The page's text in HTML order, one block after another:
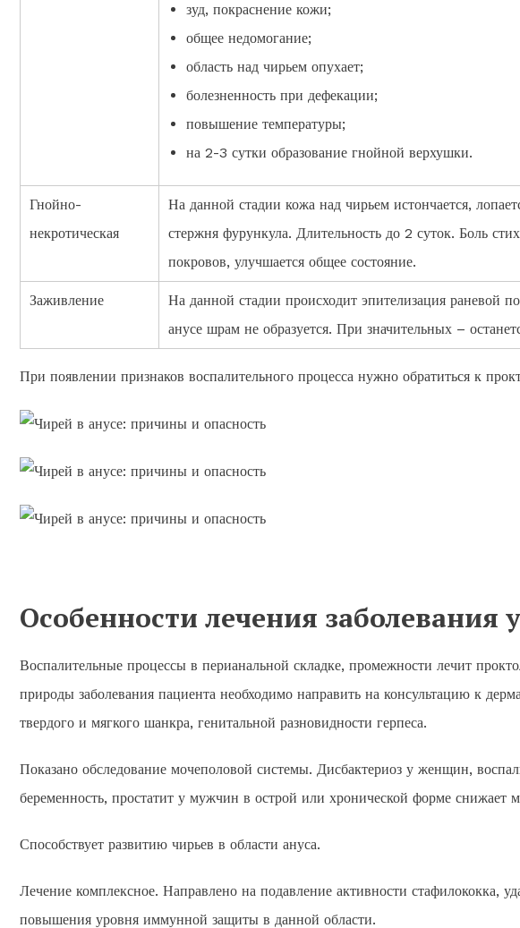
зуд, покраснение кожи;
общее недомогание;
область над чирьем опухает;
болезненность при дефекации;
повышение температуры;
на 2-3 сутки образование гнойной верхушки.
Гнойно-
некротическая
На данной стадии кожа над чирьем истончается,
стержня фурункула. Длительность до 2 суток. Боль
покровов, улучшается общее состояние.
Заживление
На данной стадии происходит эпителизация раневой
анусе шрам не образуется. При значительных –
При появлении признаков воспалительного процесса нужно обратиться к
Особенности лечения
Воспалительные процессы в перианальной складке, промежности лечит
природы заболевания пациента необходимо направить на консультацию к
твердого и мягкого шанкра, генитальной разновидности герпеса.
Показано обследование мочеполовой системы. Дисбактериоз у женщин,
беременность, простатит у мужчин в острой или хронической форме
Способствует развитию чирьев в области ануса.
Лечение комплексное. Направлено на подавление активности стафилококка,
повышения уровня иммунной защиты в данной области.